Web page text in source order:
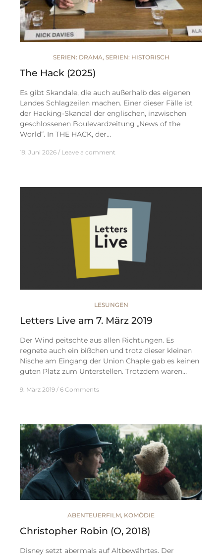
SERIEN: DRAMA, SERIEN: HISTORISCH
The Hack (2025)
Es gibt Skandale, die auch außerhalb des eigenen
Landes Schlagzeilen machen. Einer dieser Fälle ist
der Hacking-Skandal der englischen, inzwischen
geschlossenen Boulevardzeitung „News of the
World“. In THE HACK, der…
19. Juni 2026 Leave a comment
LESUNGEN
Letters Live am 7. März 2019
Der Wind peitschte aus allen Richtungen. Es
regnete auch ein bißchen und trotz dieser kleinen
Nische am Eingang der Union Chaple gab es keinen
guten Platz zum Unterstellen. Trotzdem waren…
9. März 2019 6 Comments
ABENTEUERFILM, KOMÖDIE
Christopher Robin (O, 2018)
Disney setzt abermals auf Altbewährtes. Der